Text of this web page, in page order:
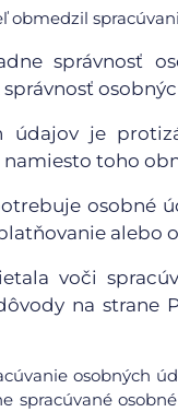
obmedzil
správnosť
údajov je
namiesto toho
osobné
alebo
voči
na strane
osobných
spracúvané